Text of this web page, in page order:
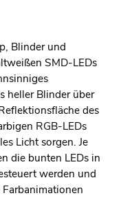
Blinder und
SMD-LEDs
heller Blinder über
des
RGB-LEDs
Licht sorgen. Je
die bunten LEDs in
werden und